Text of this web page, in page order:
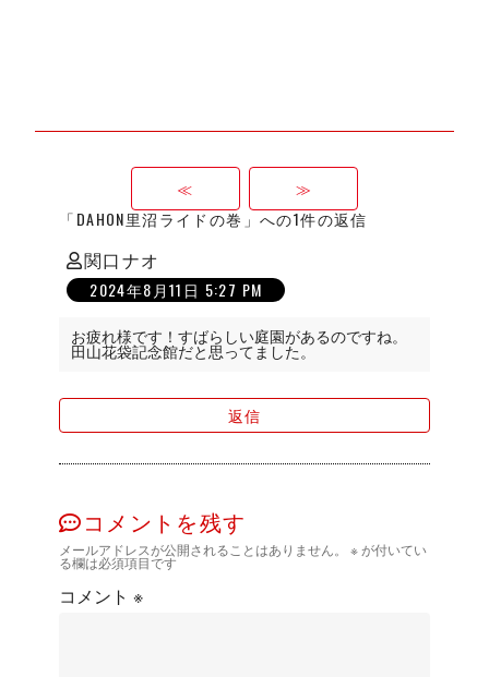
≪
≫
「DAHON里沼ライドの巻」への1件の返信
関口ナオ
の
発 2024年8月11日 5:27 PM
お疲れ様です！すばらしい庭園があるのですね。
田山花袋記念館だと思ってました。
返信
コメントを残す
メールアドレスが公開されることはありません。 ※が付いてい
る欄は必須項目です
コメント※